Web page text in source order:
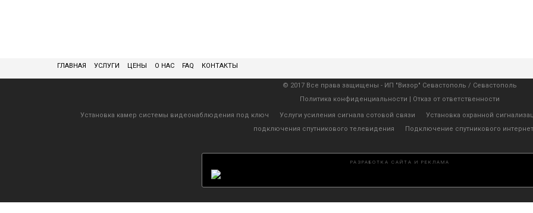
ГЛАВНАЯ УСЛУГИ ЦЕНЫ О НАС FAQ КОНТАКТЫ
© 2017 Все права защищены - ИП "Визор" Севастополь / Севастополь
Политика конфиденциальности
Отказ от ответственности
Установка камер системы видеонаблюдения под ключ Услуги усиления сигнала сотовой связи Установка охранной
подключения спутникового телевидения
Подключение спутникового
РАЗРАБОТКА САЙТА И РЕКЛАМА